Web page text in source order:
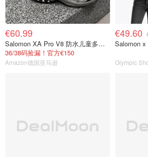
€60.99
Salomon XA Pro V8 防水儿童多功能运动鞋
36/38码捡漏！官方€150
Amazon德国亚马逊
€49.60
Salomon x
Olympic